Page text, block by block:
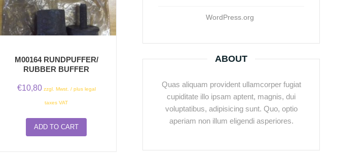
M00164 RUNDPUFFER/
RUBBER BUFFER
€10,80 zzgl. Mwst. / plus legal
taxes VAT
ADD TO CART
WordPress.org
ABOUT
Quas aliquam provident ullamcorper fugiat
cupiditate illo ipsam aptent, magnis, dui
voluptatibus, adipisicing sunt. Quo, optio
aperiam non illum eligendi asperiores.